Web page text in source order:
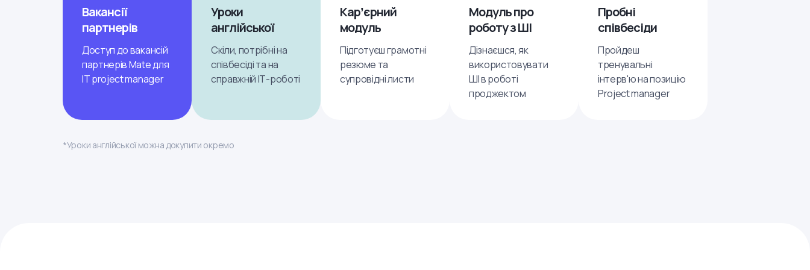
Вакансії
партнерів
Доступ до вакансій
партнерів Mate для
IT project manager
Уроки
англійської
Скіли, потрібні на
співбесіді та на
справжній ІТ-роботі
Карʼєрний
модуль
Підготуєш грамотні
резюме та
супровідні листи
Модуль про
роботу з ШІ
Дізнаєшся, як
використовувати
ШІ в роботі
проджектом
Пробні
співбесіди
Пройдеш
тренувальні
інтерв'ю на позицію
Project manager
*Уроки англійської можна докупити окремо